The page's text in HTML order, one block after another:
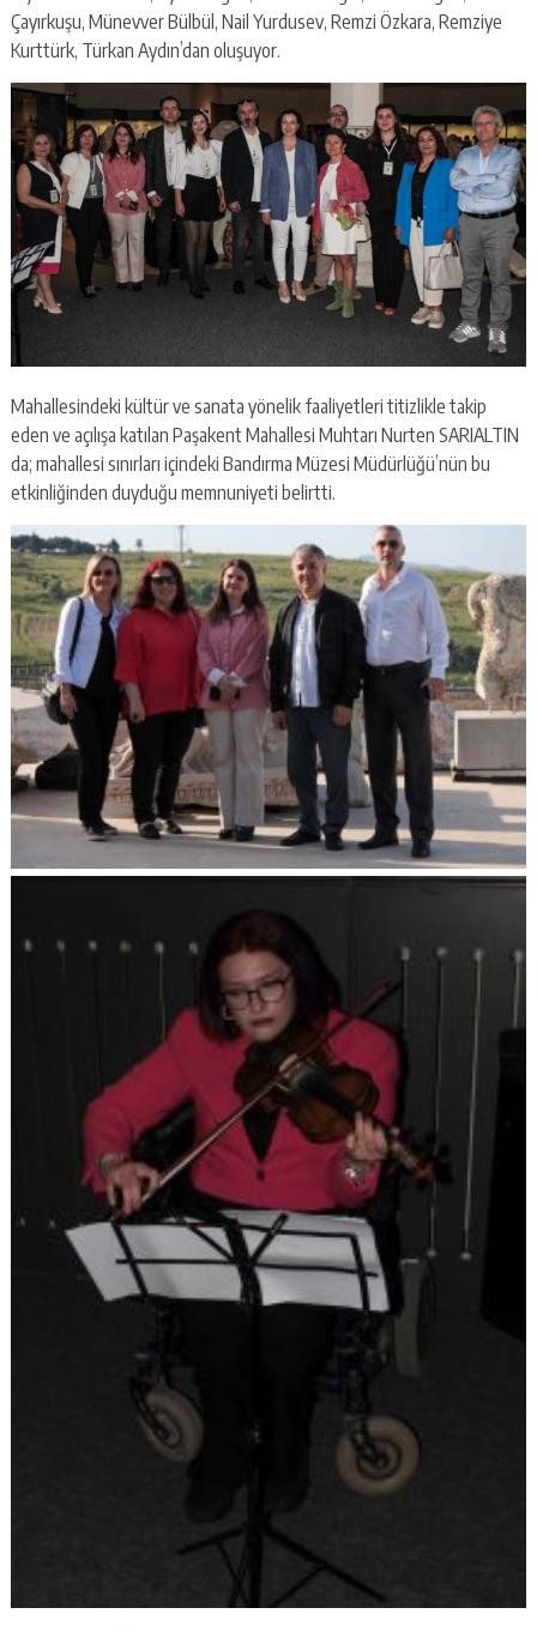
Çayırkuşu, Münevver Bülbül, Nail Yurdusev, Remzi Özkara, Remziye
Kurttürk, Türkan Aydın’dan oluşuyor.
Mahallesindeki kültür ve sanata yönelik faaliyetleri titizlikle takip
eden ve açılışa katılan Paşakent Mahallesi Muhtarı Nurten SARIALTIN
da; mahallesi sınırları içindeki Bandırma Müzesi Müdürlüğü’nün bu
etkinliğinden duyduğu memnuniyeti belirtti.